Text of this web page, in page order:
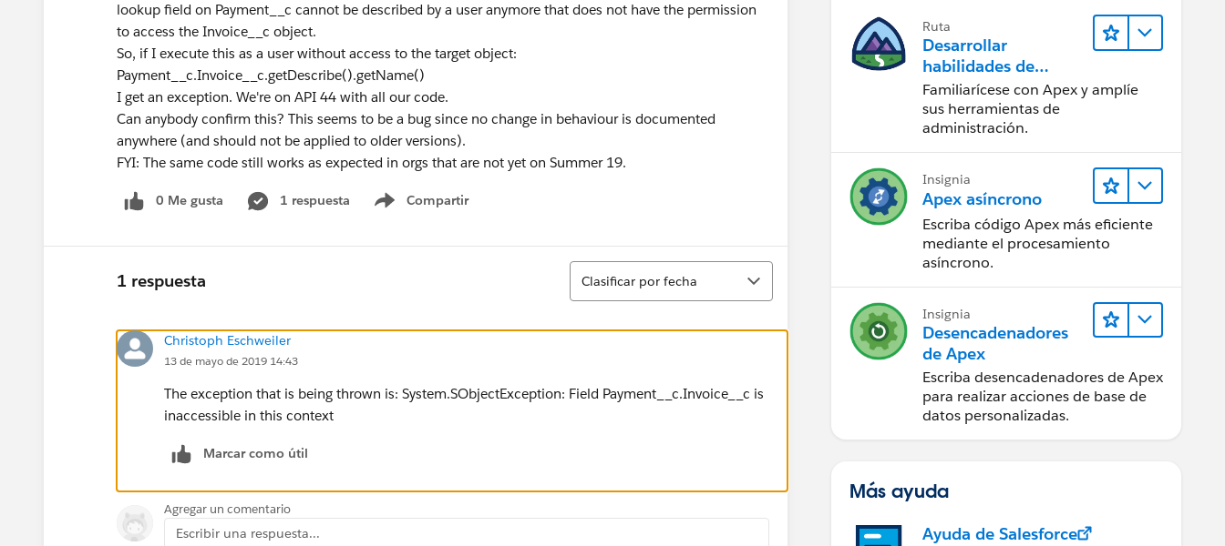
lookup field on Payment__c cannot be described by a user anymore that does not have the permission
to access the Invoice__c object.
So, if I execute this as a user without access to the target object:
Payment__c.Invoice__c.getDescribe().getName()
I get an exception. We're on API 44 with all our code.
Can anybody confirm this? This seems to be a bug since no change in behaviour is documented
anywhere (and should not be applied to older versions).
FYI: The same code still works as expected in orgs that are not yet on Summer 19.
0 Me gusta 1 respuesta Compartir
Show menu
1 respuesta
Ordenar
Clasificar por fecha
Christoph Eschweiler
13 de mayo de 2019 14:43
The exception that is being thrown is: System.SObjectException: Field Payment__c.Invoice__c is
inaccessible in this context
Marcar como útil
Agregar un comentario
Escribir una respuesta...
Ruta
Desarrollar
habilidades de
codificación en Apex
Familiarícese con Apex y amplíe
sus herramientas de
administración.
Insignia
Apex asíncrono
Escriba código Apex más eficiente
mediante el procesamiento
asíncrono.
Insignia
Desencadenadores
de Apex
Escriba desencadenadores de Apex
para realizar acciones de base de
datos personalizadas.
Más ayuda
Ayuda de Salesforce